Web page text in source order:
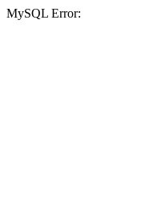
MySQL Error: